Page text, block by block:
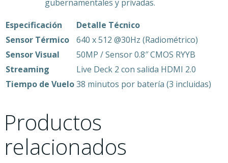
gubernamentales y privadas.
Especificación
Detalle Técnico
Sensor Térmico
640 x 512 @30Hz (Radiométrico)
Sensor Visual
50MP / Sensor 0.8″ CMOS RYYB
Streaming
Live Deck 2 con salida HDMI 2.0
Tiempo de Vuelo38 minutos por batería (3 incluidas)
Productos
relacionados